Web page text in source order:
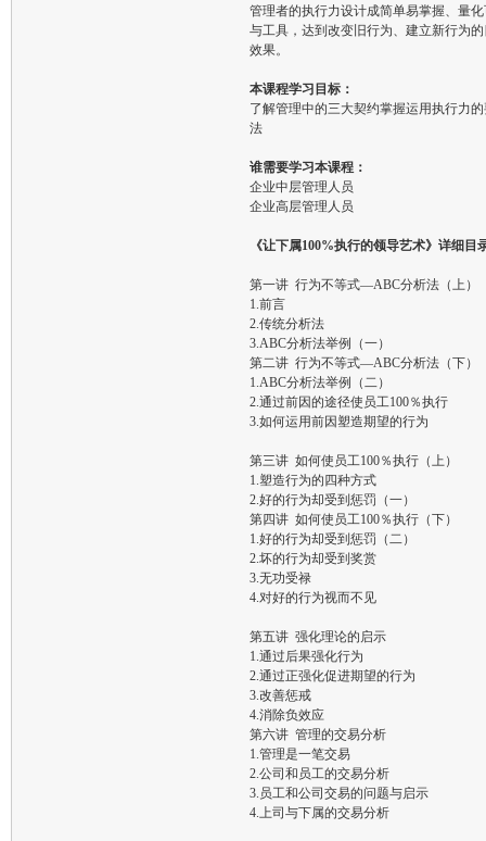
管理者的执行力设计成简单易掌握、量
与工具，达到改变旧行为、建立新行为
效果。
本课程学习目标：
了解管理中的三大契约掌握运用执行力
法
谁需要学习本课程：
企业中层管理人员
企业高层管理人员
《让下属100%执行的领导艺术》详细目
第一讲 行为不等式—ABC分析法（上）
1.前言
2.传统分析法
3.ABC分析法举例（一）
第二讲 行为不等式—ABC分析法（下）
1.ABC分析法举例（二）
2.通过前因的途径使员工100％执行
3.如何运用前因塑造期望的行为
第三讲 如何使员工100％执行（上）
1.塑造行为的四种方式
2.好的行为却受到惩罚（一）
第四讲 如何使员工100％执行（下）
1.好的行为却受到惩罚（二）
2.坏的行为却受到奖赏
3.无功受禄
4.对好的行为视而不见
第五讲 强化理论的启示
1.通过后果强化行为
2.通过正强化促进期望的行为
3.改善惩戒
4.消除负效应
第六讲 管理的交易分析
1.管理是一笔交易
2.公司和员工的交易分析
3.员工和公司交易的问题与启示
4.上司与下属的交易分析